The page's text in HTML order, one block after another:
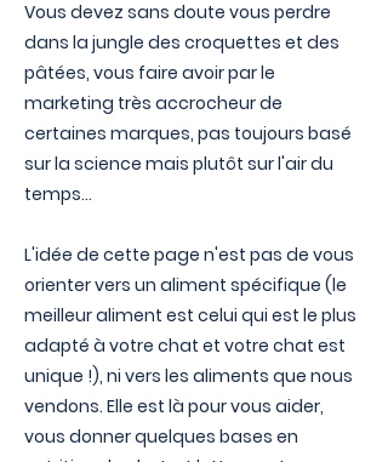
Vous devez sans doute vous perdre
dans la jungle des croquettes et des
pâtées, vous faire avoir par le
marketing très accrocheur de
certaines marques, pas toujours basé
sur la science mais plutôt sur l'air du
temps...
L'idée de cette page n'est pas de vous
orienter vers un aliment spécifique (le
meilleur aliment est celui qui est le plus
adapté à votre chat et votre chat est
unique !), ni vers les aliments que nous
vendons. Elle est là pour vous aider,
vous donner quelques bases en